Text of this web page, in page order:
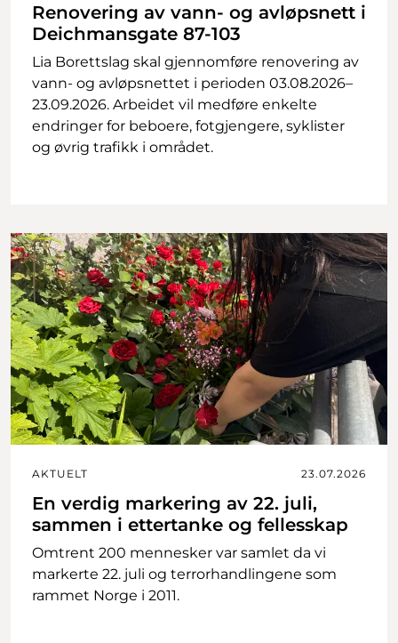
Renovering av vann- og avløpsnett i
Deichmansgate 87-103
Lia Borettslag skal gjennomføre renovering av
vann- og avløpsnettet i perioden 03.08.2026–
23.09.2026. Arbeidet vil medføre enkelte
endringer for beboere, fotgjengere, syklister
og øvrig trafikk i området.
AKTUELT 23.07.2026
En verdig markering av 22. juli,
sammen i ettertanke og fellesskap
Omtrent 200 mennesker var samlet da vi
markerte 22. juli og terrorhandlingene som
rammet Norge i 2011.